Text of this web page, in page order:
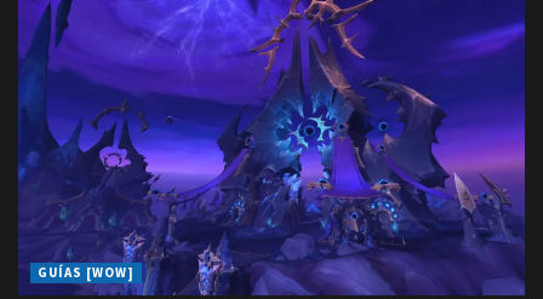
GUÍAS [WOW]